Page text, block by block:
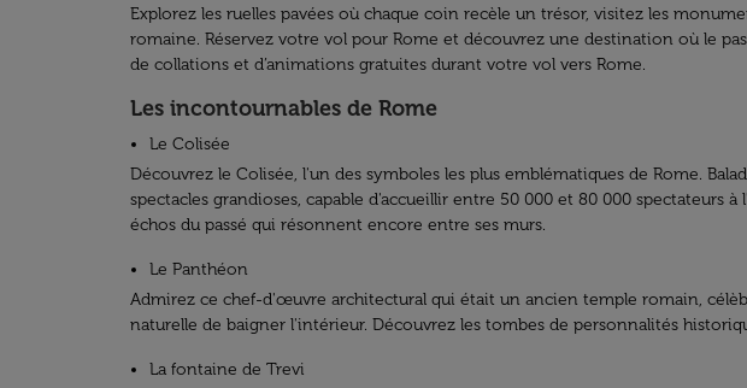
Explorez les ruelles pavées où chaque coin recèle un trésor, visitez les
romaine. Réservez votre vol pour Rome et découvrez une destination où le
de collations et d’animations gratuites durant votre vol vers Rome.
Les incontournables de Rome
Le Colisée
Découvrez le Colisée, l'un des symboles les plus emblématiques de Rome.
spectacles grandioses, capable d'accueillir entre 50 000 et 80 000
échos du passé qui résonnent encore entre ses murs.
Le Panthéon
Admirez ce chef-d'œuvre architectural qui était un ancien temple romain,
naturelle de baigner l'intérieur. Découvrez les tombes de personnalités
La fontaine de Trevi